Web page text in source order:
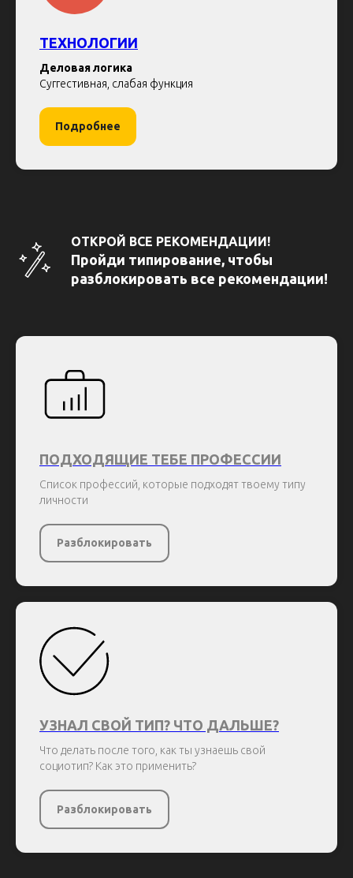
ТЕХНОЛОГИИ
Деловая логика
Суггестивная, слабая функция
Подробнее
ОТКРОЙ ВСЕ РЕКОМЕНДАЦИИ!
Пройди типирование, чтобы
разблокировать все рекомендации!
ПОДХОДЯЩИЕ ТЕБЕ ПРОФЕССИИ
Список профессий, которые подходят твоему типу
личности
Разблокировать
УЗНАЛ СВОЙ ТИП? ЧТО ДАЛЬШЕ?
Что делать после того, как ты узнаешь свой
социотип? Как это применить?
Разблокировать